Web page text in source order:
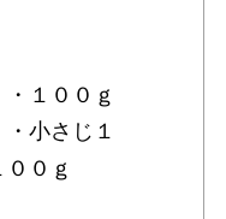
１００ｇ
小さじ１
０ｇ